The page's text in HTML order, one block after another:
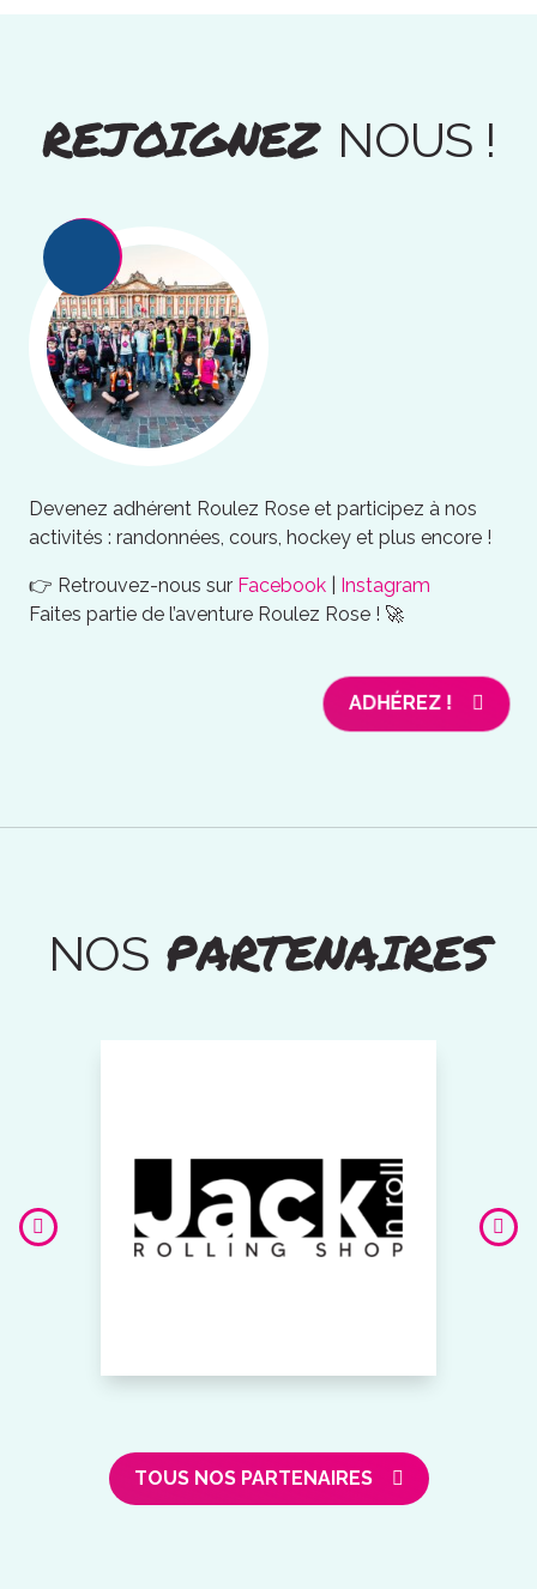
REJOIGNEZ NOUS !
Devenez adhérent Roulez Rose et participez à nos
activités : randonnées, cours, hockey et plus encore !
👉 Retrouvez-nous sur Facebook
Instagram
Faites partie de l’aventure Roulez Rose ! 🚀
ADHÉREZ !
NOSPARTENAIRES
TOUS NOS PARTENAIRES